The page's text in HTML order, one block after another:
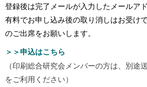
登録後は完了メールが入力したメールア
有料でお申し込み後の取り消しはお受け
のご出席をお願いします。
＞＞申込はこちら
（印刷総合研究会メンバーの方は、別途
をご利用ください）